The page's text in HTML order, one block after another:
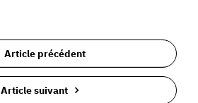
Article précédent
Article suivant